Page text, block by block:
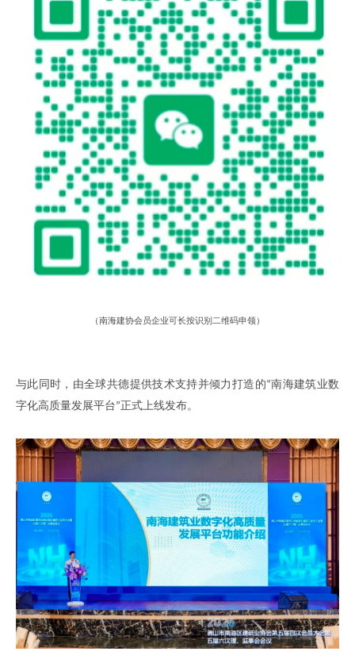
（南海建协会员企业可长按识别二维码申领 ）
与此同时，由全球共德提供技术支持并倾力打造的“南海建筑业数
字化高质量发展平台”正式上线发布。